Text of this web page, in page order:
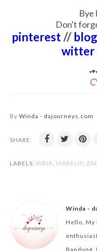
Bye
Don't
pinterest//
witter
♥♥
By Winda - dajourneys.com
SHARE:
LABELS: BIBIR MAKEUP
Winda -
Hello, My
Bandung,